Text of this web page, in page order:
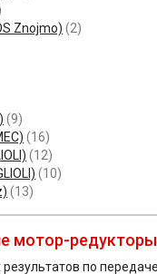
Znojmo) (2)
(9)
(16)
(12)
(10)
(13)
мотор-редукторы
по